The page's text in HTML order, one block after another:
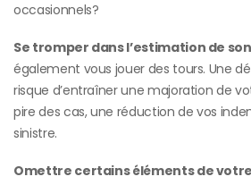
occasionnels?
Se tromper dans l’estimation de
également vous jouer des tours. Une
risque d’entraîner une majoration de
pire des cas, une réduction de vos
sinistre.
Omettre certains éléments de